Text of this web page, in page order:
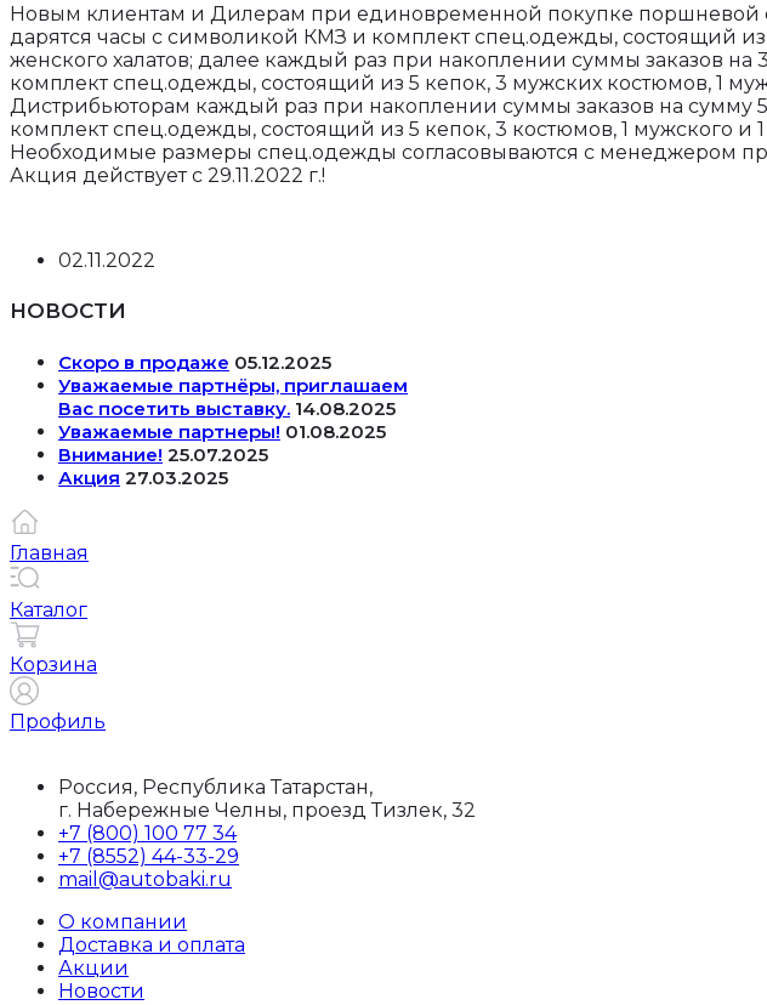
Новым клиентам и Дилерам при единовременной покупке поршневой
дарятся часы с символикой КМЗ и комплект спец.одежды, состоящий из
женского халатов; далее каждый раз при накоплении суммы заказов
комплект спец.одежды, состоящий из 5 кепок, 3 мужских костюмов, 1
Дистрибьюторам каждый раз при накоплении суммы заказов на сумму
комплект спец.одежды, состоящий из 5 кепок, 3 костюмов, 1 мужского и 1
Необходимые размеры спец.одежды согласовываются с менеджером
Акция действует с 29.11.2022 г.!
Запись
02.11.2022
НОВОСТИ
Скоро в продаже 05.12.2025
Уважаемые партнёры, приглашаем
Вас посетить выставку. 14.08.2025
Уважаемые партнеры! 01.08.2025
Внимание! 25.07.2025
Акция 27.03.2025
Главная
Каталог
Корзина
Профиль
Россия, Республика Татарстан,
г. Набережные Челны, проезд Тизлек, 32
+7 (800) 100 77 34
+7 (8552) 44-33-29
mail@autobaki.ru
О компании
Доставка и оплата
Акции
Новости